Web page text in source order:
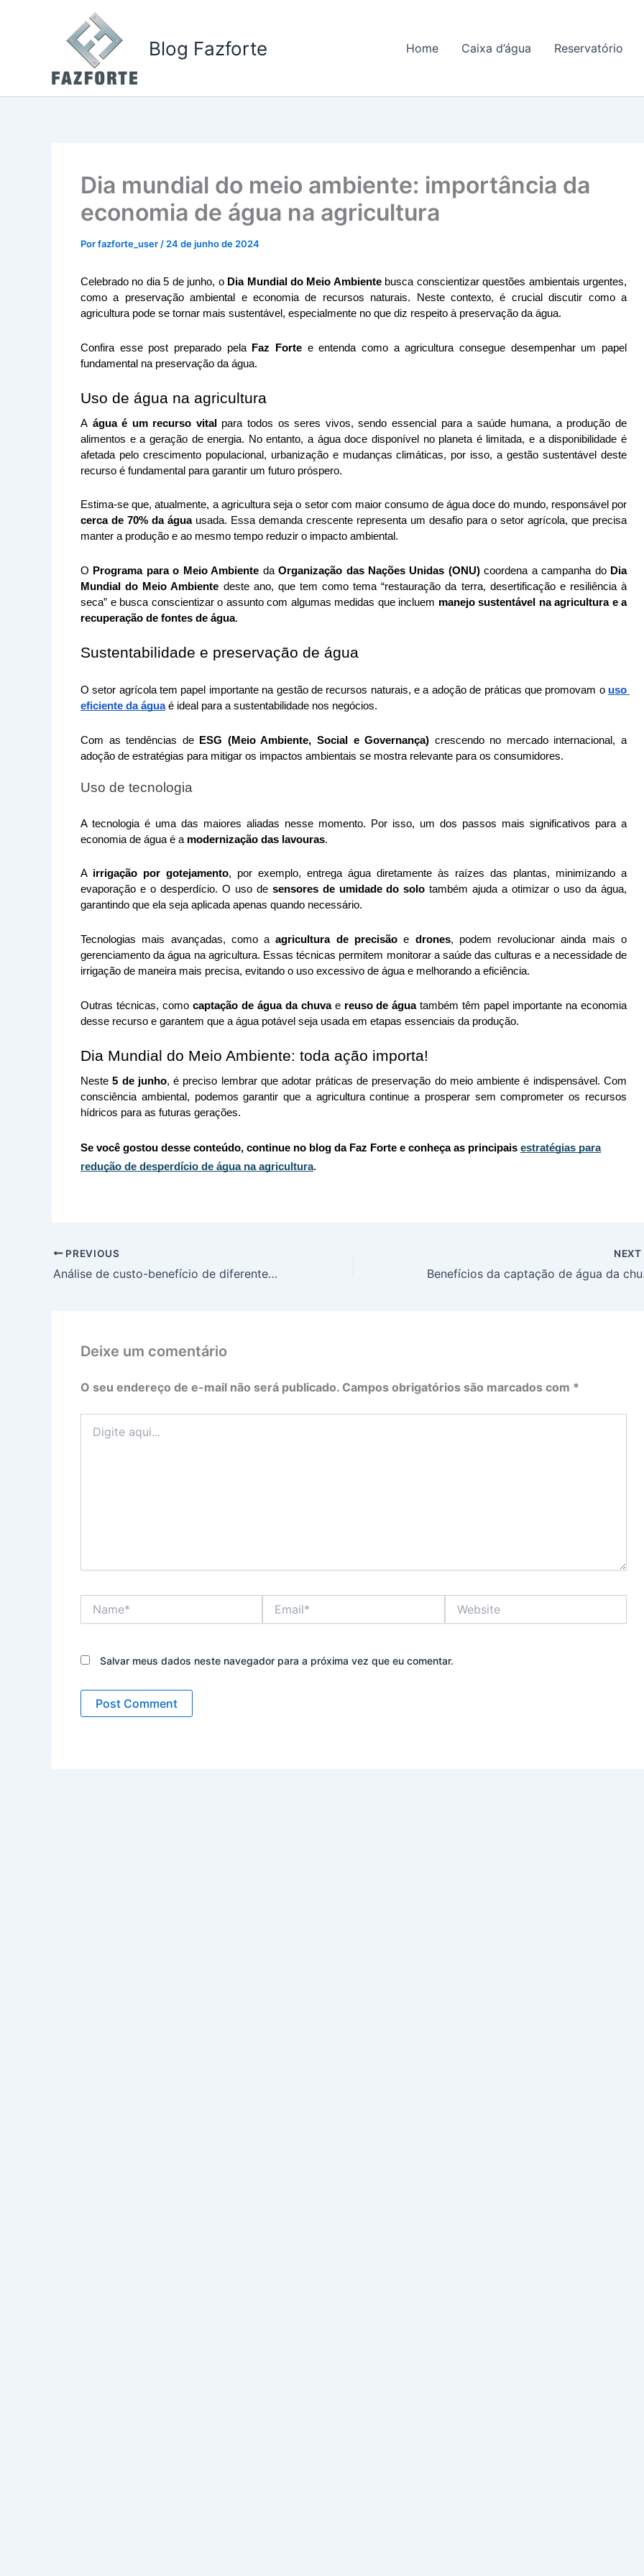
Blog Fazforte Home Caixa d’água Reservatório
Dia mundial do meio ambiente: importância da
economia de água na agricultura
Porfazforte_user / 24 de junho de 2024
Celebrado no dia 5 de junho, o Dia Mundial do Meio Ambiente busca conscientizar questões ambientais urgentes,
como a preservação ambiental e economia de recursos naturais. Neste contexto, é crucial discutir como a
agricultura pode se tornar mais sustentável, especialmente no que diz respeito à preservação da água.
Confira esse post preparado pela Faz Forte e entenda como a agricultura consegue desempenhar um papel
fundamental na preservação da água.
Uso de água na agricultura
A água é um recurso vital para todos os seres vivos, sendo essencial para a saúde humana, a produção de
alimentos e a geração de energia. No entanto, a água doce disponível no planeta é limitada, e a disponibilidade é
afetada pelo crescimento populacional, urbanização e mudanças climáticas, por isso, a gestão sustentável deste
recurso é fundamental para garantir um futuro próspero.
cerca de 70% da água usada. Essa demanda crescente representa um desafio para o setor agrícola, que precisa
manter a produção e ao mesmo tempo reduzir o impacto ambiental.
O Programa para o Meio Ambiente da Organização das Nações Unidas (ONU) coordena a campanha do Dia
Mundial do Meio Ambiente deste ano, que tem como tema “restauração da terra, desertificação e resiliência à
seca” e busca conscientizar o assunto com algumas medidas que incluem manejo sustentável na agricultura e a
recuperação de fontes de água.
Sustentabilidade e preservação de água
O setor agrícola tem papel importante na gestão de recursos naturais, e a adoção de práticas que promovam o uso
eficiente da água é ideal para a sustentabilidade nos negócios.
Com as tendências de ESG (Meio Ambiente, Social e Governança) crescendo no mercado internacional, a
adoção de estratégias para mitigar os impactos ambientais se mostra relevante para os consumidores.
Uso de tecnologia
A tecnologia é uma das maiores aliadas nesse momento. Por isso, um dos passos mais significativos para a
economia de água é a modernização das lavouras.
A irrigação por gotejamento, por exemplo, entrega água diretamente às raízes das plantas, minimizando a
evaporação e o desperdício. O uso de sensores de umidade do solo também ajuda a otimizar o uso da água,
garantindo que ela seja aplicada apenas quando necessário.
Tecnologias mais avançadas, como a agricultura de precisão e drones, podem revolucionar ainda mais o
gerenciamento da água na agricultura. Essas técnicas permitem monitorar a saúde das culturas e a necessidade de
irrigação de maneira mais precisa, evitando o uso excessivo de água e melhorando a eficiência.
Outras técnicas, como captação de água da chuva e reuso de água também têm papel importante na economia
desse recurso e garantem que a água potável seja usada em etapas essenciais da produção.
Dia Mundial do Meio Ambiente: toda ação importa!
Neste 5 de junho, é preciso lembrar que adotar práticas de preservação do meio ambiente é indispensável. Com
consciência ambiental, podemos garantir que a agricultura continue a prosperar sem comprometer os recursos
hídricos para as futuras gerações.
Se você gostou desse conteúdo, continue no blog da Faz Forte e conheça as principais estratégias para
redução de desperdício de água na agricultura.
PREVIOUS
Análise de custo-benefício de diferentes opções de bebedouros para gado
NEXT
Deixe um comentário
O seu endereço de e-mail não será publicado. Campos obrigatórios são marcados com *
aqui...
Salvar meus dados neste navegador para a próxima vez que eu comentar.